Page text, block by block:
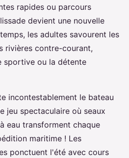
rapides ou parcours
devient une nouvelle
les adultes savourent les
rivières contre-courant,
sportive ou la détente
incontestablement le bateau
jeu spectaculaire où seaux
eau transforment chaque
maritime ! Les
ponctuent l'été avec cours